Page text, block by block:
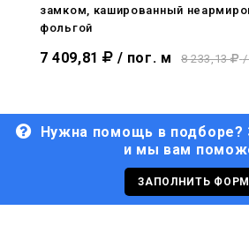
замком, кашированный
фольгой
7 409,81 / пог. м 8 233,13 /
Нужна помощь в подборе?
и мы вам
ЗАПОЛНИТЬ
29.04.2026
29.06.2026
С Днём